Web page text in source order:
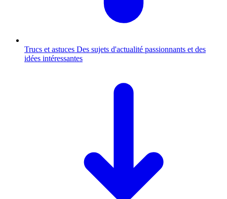
Trucs et astuces Des sujets d'actualité passionnants et des
idées intéressantes